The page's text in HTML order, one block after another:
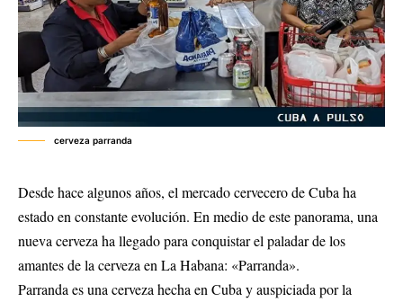
cerveza parranda
Desde hace algunos años, el mercado cervecero de Cuba ha
estado en constante evolución. En medio de este panorama, una
nueva cerveza ha llegado para conquistar el paladar de los
amantes de la cerveza en La Habana: «Parranda».
Parranda es una cerveza hecha en Cuba y auspiciada por la